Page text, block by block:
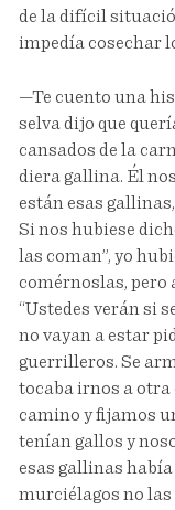
de la difícil
impedía cosechar
—Te cuento una
selva dijo que
cansados de la
diera gallina. Él
están esas
Si nos hubiese
las coman”, yo
comérnoslas, pero
“Ustedes verán si
no vayan a estar
guerrilleros. Se
tocaba irnos a otra
camino y fijamos
tenían gallos y
esas gallinas
murciélagos no las